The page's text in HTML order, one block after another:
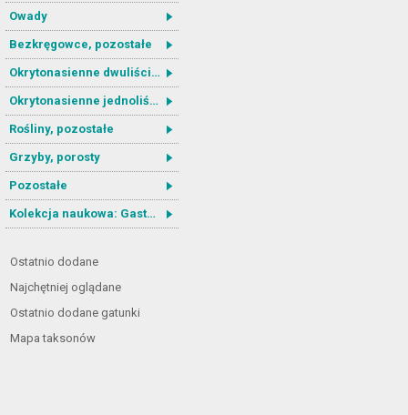
Owady
Bezkręgowce, pozostałe
Okrytonasienne dwuliścienne
Okrytonasienne jednoliścienne
Rośliny, pozostałe
Grzyby, porosty
Pozostałe
Kolekcja naukowa: Gastrotricha
Ostatnio dodane
Najchętniej oglądane
Ostatnio dodane gatunki
Mapa taksonów